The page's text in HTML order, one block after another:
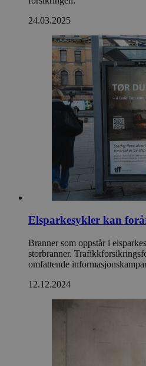
24.03.2025
Elsparkesykler kan
Branner som oppstår i
storbranner.
omfattende
12.12.2024